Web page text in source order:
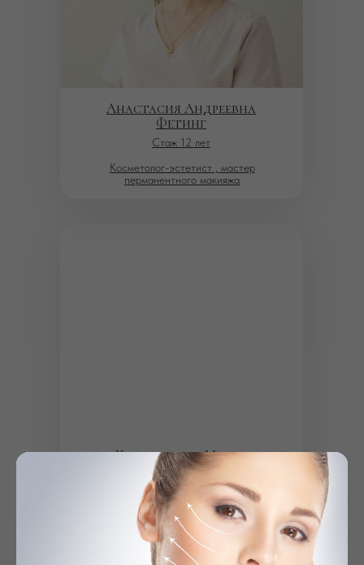
Стаж 23 года
Краснопеева Мария
Сергеевна
Врач дерматовенеролог-косметолог
Анастасия Андреевна
Фетинг
Стаж 12 лет
Косметолог-эстетист , мастер
перманентного макияжа